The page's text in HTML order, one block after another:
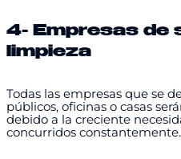
4- Empresas de
limpieza
Todas las empresas que se
públicos, oficinas o casas
debido a la creciente
concurridos constantemente.